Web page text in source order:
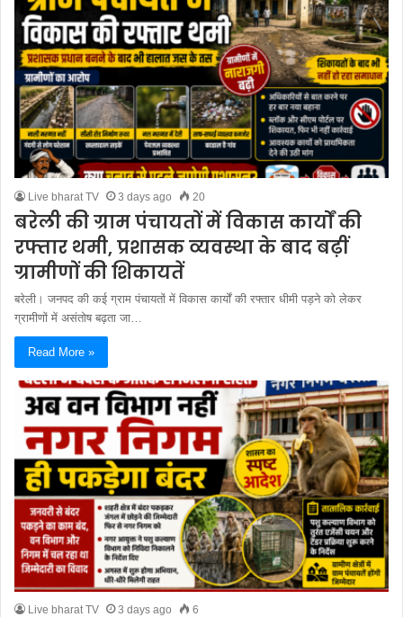
Live bharat TV 3 days ago 20
बरेली की ग्राम पंचायतों में विकास कार्यों की
रफ्तार थमी, प्रशासक व्यवस्था के बाद बढ़ीं
ग्रामीणों की शिकायतें
बरेली। जनपद की कई ग्राम पंचायतों में विकास कार्यों की रफ्तार धीमी पड़ने को लेकर
ग्रामीणों में असंतोष बढ़ता जा…
Read More »
Live bharat TV 3 days ago 6